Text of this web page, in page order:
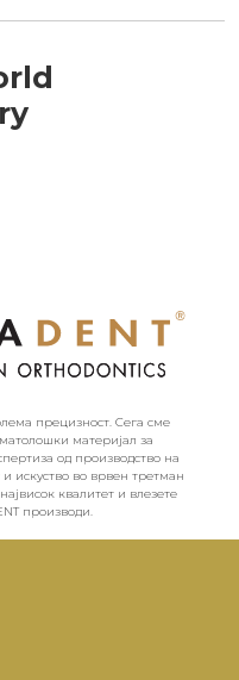
прецизност. Сега сме
материјал за
од производство на
искуство во врвен третман
квалитет и влезете
производи.